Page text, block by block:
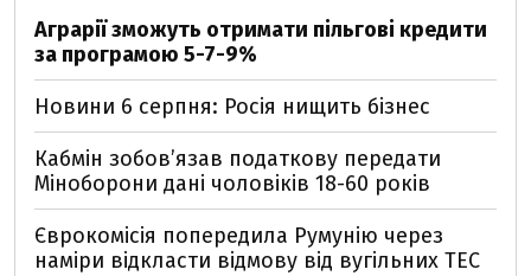
Аграрії зможуть отримати пільгові кредити
за програмою 5-7-9%
Новини 6 серпня: Росія нищить бізнес
Кабмін зобовʼязав податкову передати
Міноборони дані чоловіків 18-60 років
Єврокомісія попередила Румунію через
наміри відкласти відмову від вугільних ТЕС